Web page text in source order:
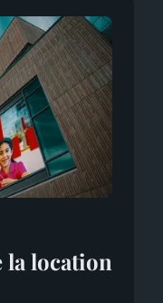
la location